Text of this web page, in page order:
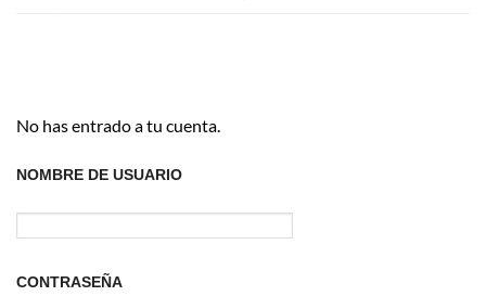
No has entrado a tu cuenta.
NOMBRE DE USUARIO
CONTRASEÑA